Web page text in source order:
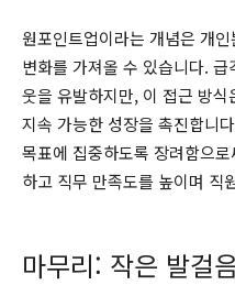
원포인트업이라는 개념은 개
변화를 가져올 수 있습니다.
웃을 유발하지만, 이 접근 방
지속 가능한 성장을 촉진합니
목표에 집중하도록 장려함으
하고 직무 만족도를 높이며 직
마무리: 작은 발걸